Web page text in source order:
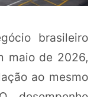
brasileiro
maio de 2026,
ao mesmo